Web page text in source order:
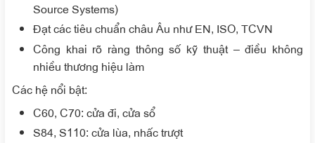
Source Systems)
Đạt các tiêu chuẩn châu Âu như EN, ISO, TCVN
Công khai rõ ràng thông số kỹ thuật – điều không
nhiều thương hiệu làm
Các hệ nổi bật:
C60, C70: cửa đi, cửa sổ
S84, S110: cửa lùa, nhấc trượt